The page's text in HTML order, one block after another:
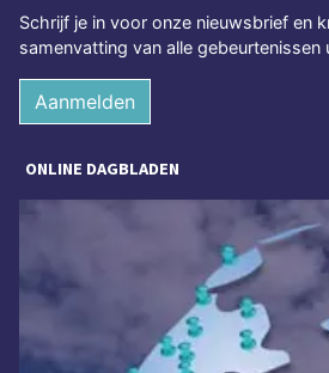
Schrijf je in voor onze nieuwsbrief en
samenvatting van alle gebeurtenissen
Aanmelden
ONLINE DAGBLADEN